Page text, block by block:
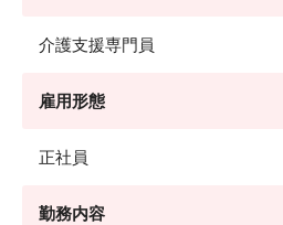
介護支援専門員
雇用形態
正社員
勤務内容